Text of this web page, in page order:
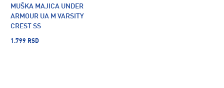
MUŠKA MAJICA UNDER
ARMOUR UA M VARSITY
CREST SS
1.799 RSD